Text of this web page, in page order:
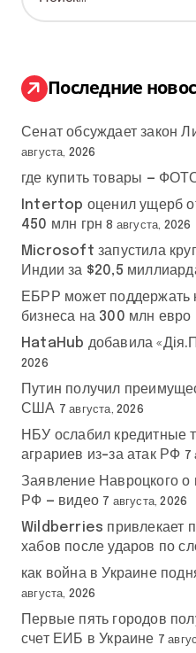
н
а
ц
и
я
з
а
п
с
е
й
:
Последние
Сенат обсуждает закон
августа, 2026
где купить товары —
Intertop оценил ущерб
450 млн грн 8 августа, 2026
Microsoft запустила
Индии за $20,5
ЕБРР может поддержать
бизнеса на 300 млн
HataHub добавила
2026
Путин получил
США 7 августа, 2026
НБУ ослабил кредитные
аграриев из-за атак РФ 7
Заявление Навроцкого о
РФ — видео 7 августа, 2026
Wildberries привлекает
хабов после ударов по
как война в Украине
августа, 2026
Первые пять городов
счет ЕИБ в Украине 7